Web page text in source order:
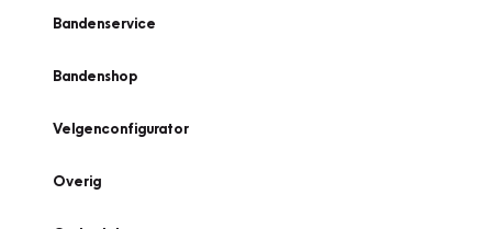
Bandenservice
Bandenshop
Velgenconfigurator
Overig